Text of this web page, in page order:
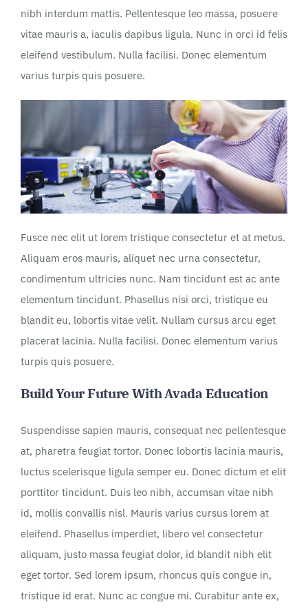
nibh interdum mattis. Pellentesque leo massa, posuere
vitae mauris a, iaculis dapibus ligula. Nunc in orci id felis
eleifend vestibulum. Nulla facilisi. Donec elementum
varius turpis quis posuere.
Fusce nec elit ut lorem tristique consectetur et at metus.
Aliquam eros mauris, aliquet nec urna consectetur,
condimentum ultricies nunc. Nam tincidunt est ac ante
elementum tincidunt. Phasellus nisi orci, tristique eu
blandit eu, lobortis vitae velit. Nullam cursus arcu eget
placerat lacinia. Nulla facilisi. Donec elementum varius
turpis quis posuere.
Build Your Future With Avada Education
Suspendisse sapien mauris, consequat nec pellentesque
at, pharetra feugiat tortor. Donec lobortis lacinia mauris,
luctus scelerisque ligula semper eu. Donec dictum et elit
porttitor tincidunt. Duis leo nibh, accumsan vitae nibh
id, mollis convallis nisl. Mauris varius cursus lorem at
eleifend. Phasellus imperdiet, libero vel consectetur
aliquam, justo massa feugiat dolor, id blandit nibh elit
eget tortor. Sed lorem ipsum, rhoncus quis congue in,
tristique id erat. Nunc ac congue mi. Curabitur ante ex,